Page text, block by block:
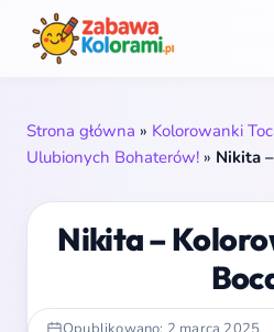
Strona główna » Kolorowanki
Ulubionych Bohaterów! » Nikita
Nikita –